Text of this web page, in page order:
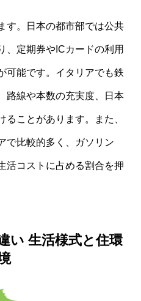
す。日本の都市部では公共
、定期券やICカードの利用
可能です。イタリアでも鉄
路線や本数の充実度、日本
ことがあります。また、
で比較的多く、ガソリン
活コストに占める割合を押
い 生活様式と住環